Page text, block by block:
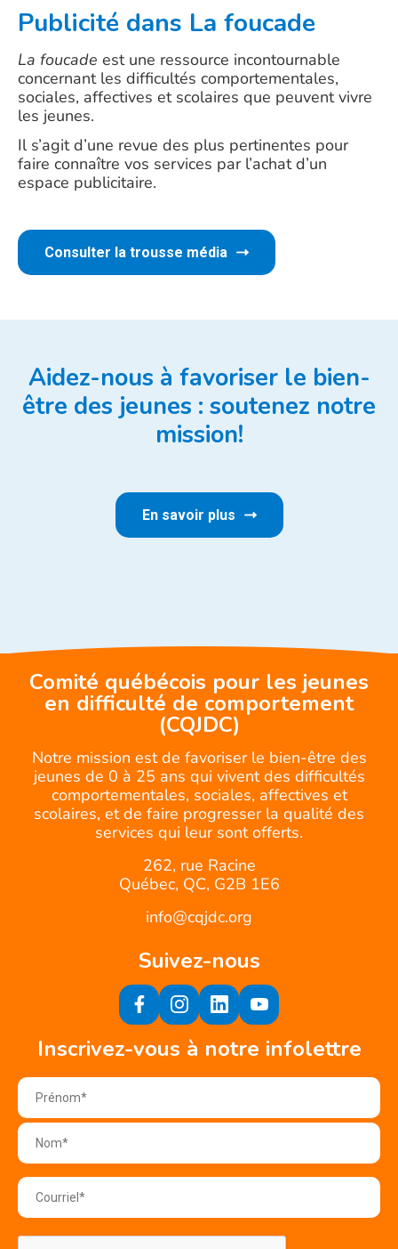
Publicité dans La foucade
La foucade est une ressource incontournable
concernant les difficultés comportementales,
sociales, affectives et scolaires que peuvent vivre
les jeunes.
Il s’agit d’une revue des plus pertinentes pour
faire connaître vos services par l’achat d’un
espace publicitaire.
Consulter la trousse média
Aidez-nous à favoriser le bien-
être des jeunes : soutenez notre
mission!
En savoir plus
Comité québécois pour les jeunes
en difficulté de comportement
(CQJDC)
Notre mission est de favoriser le bien-être des
jeunes de 0 à 25 ans qui vivent des difficultés
comportementales, sociales, affectives et
scolaires, et de faire progresser la qualité des
services qui leur sont offerts.
262, rue Racine
Québec, QC, G2B 1E6
info@cqjdc.org
Suivez-nous
Inscrivez-vous à notre infolettre